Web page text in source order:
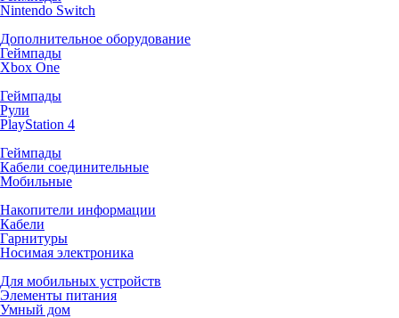
Nintendo Switch
Дополнительное оборудование
Геймпады
Xbox One
Геймпады
Рули
PlayStation 4
Геймпады
Кабели соединительные
Мобильные
Накопители информации
Кабели
Гарнитуры
Носимая электроника
Для мобильных устройств
Элементы питания
Умный дом